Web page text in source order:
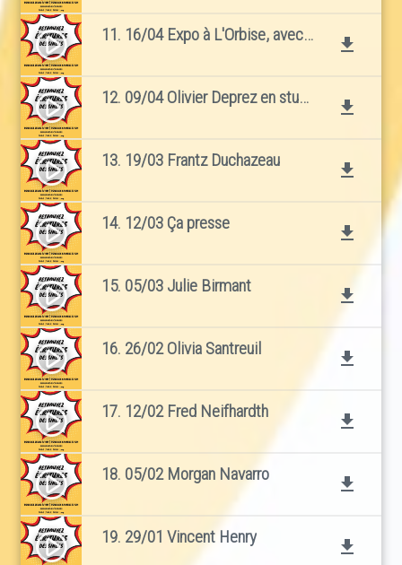
play_circle_filled 11. 16/04 Expo à L'Orbise, avec Dominique Sapel, Margaux Salmi et Martes Bathori file_download
play_circle_filled 12. 09/04 Olivier Deprez en studio file_download
play_circle_filled 13. 19/03 Frantz Duchazeau file_download
play_circle_filled 14. 12/03 Ça presse file_download
play_circle_filled 15. 05/03 Julie Birmant file_download
play_circle_filled 16. 26/02 Olivia Santreuil file_download
play_circle_filled 17. 12/02 Fred Neifhardth file_download
play_circle_filled 18. 05/02 Morgan Navarro file_download
play_circle_filled 19. 29/01 Vincent Henry file_download